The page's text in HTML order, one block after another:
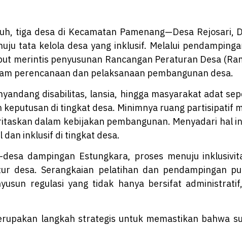
tiga desa di Kecamatan Pamenang—Desa Rejosari,
tata kelola desa yang inklusif. Melalui
merintis penyusunan Rancangan Peraturan Desa
perencanaan dan pelaksanaan pembangunan desa.
disabilitas, lansia, hingga masyarakat adat
di tingkat desa. Minimnya ruang partisipatif
dalam kebijakan pembangunan. Menyadari hal
inklusif di tingkat desa.
dampingan Estungkara, proses menuju
desa. Serangkaian pelatihan dan pendampingan
regulasi yang tidak hanya bersifat
langkah strategis untuk memastikan bahwa